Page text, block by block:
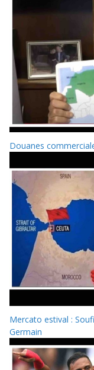
Douanes
Mercato estival :
Germain